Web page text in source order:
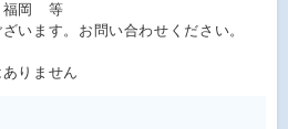
福岡 等
います。お問い合わせください。
りません